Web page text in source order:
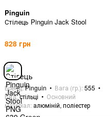
Pinguin
Стілець Pinguin Jack Stool
828 грн
Бренд Pinguin Вага (гр.) 555
Вид стільці
Основний
матеріал алюміній, поліестер